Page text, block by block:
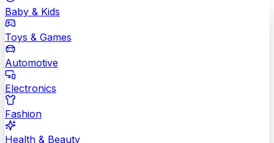
Baby & Kids
Toys & Games
Automotive
Electronics
Fashion
Health & Beauty